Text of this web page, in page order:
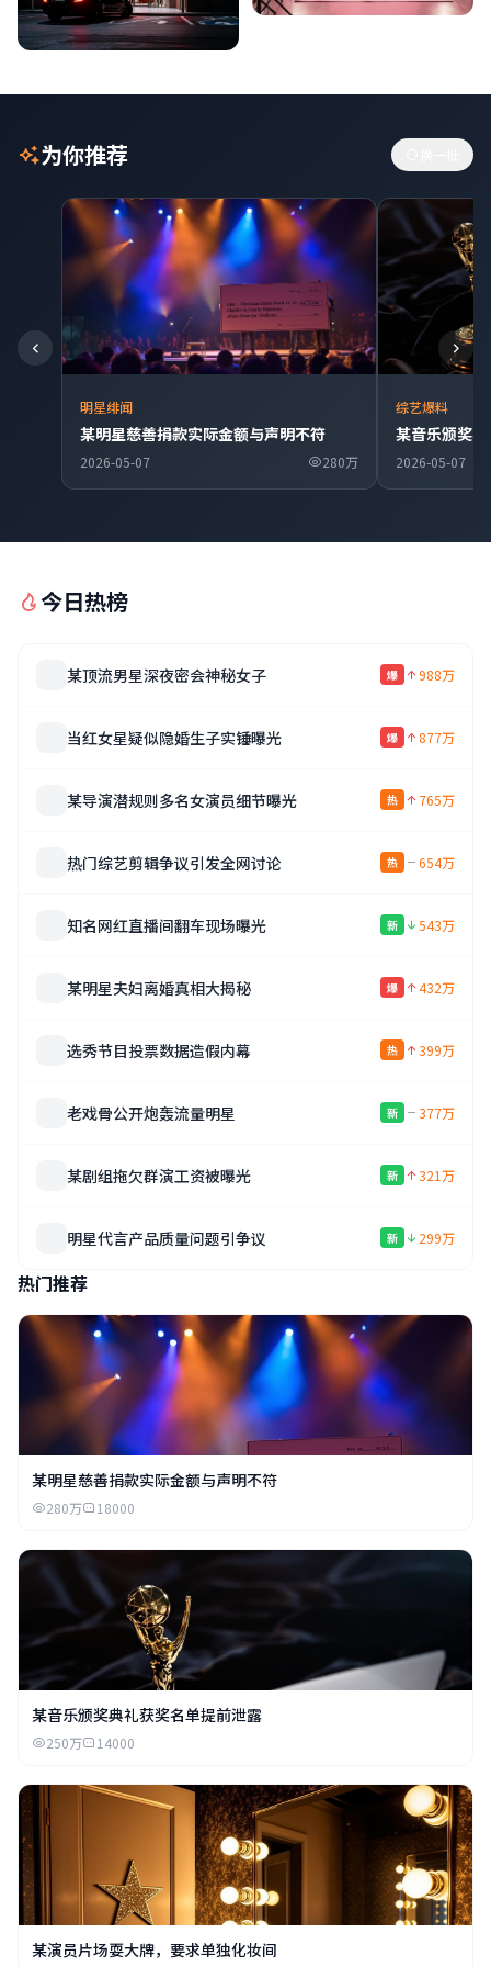
为你推荐
明星绯闻
某明星慈善捐款实际金额与声明不符
2026-05-07 280万
综艺爆料
某音乐颁奖
2026-05-07
今日热榜
某顶流男星深夜密会神秘女子 爆 988万
当红女星疑似隐婚生子实锤曝光 爆 877万
某导演潜规则多名女演员细节曝光 热 765万
热门综艺剪辑争议引发全网讨论 热 654万
知名网红直播间翻车现场曝光 新 543万
某明星夫妇离婚真相大揭秘 爆 432万
选秀节目投票数据造假内幕 热 399万
老戏骨公开炮轰流量明星 新 377万
某剧组拖欠群演工资被曝光 新 321万
明星代言产品质量问题引争议 新 299万
热门推荐
某明星慈善捐款实际金额与声明不符
280万 18000
某音乐颁奖典礼获奖名单提前泄露
250万 14000
某演员片场耍大牌，要求单独化妆间